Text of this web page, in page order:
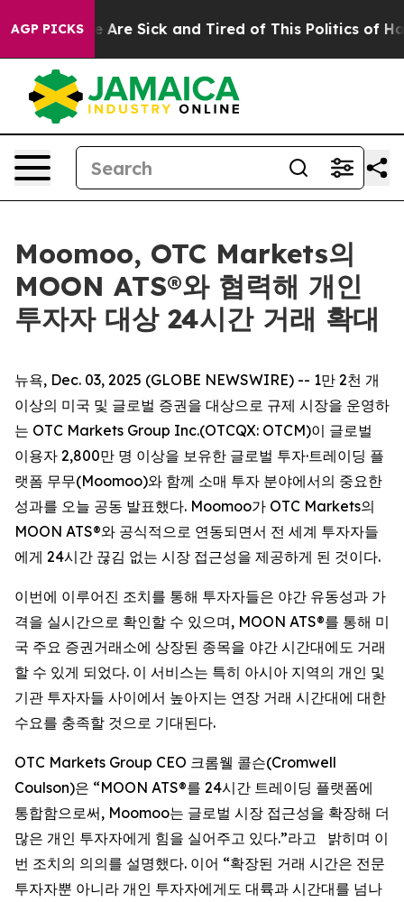
AGP PICKSAre Sick and Tired of This Politics of
Moomoo, OTC Markets의
MOON ATS®와 협력해 개인
투자자 대상 24시간 거래 확대
뉴욕, Dec. 03, 2025 (GLOBE NEWSWIRE) -- 1만 2천 개
이상의 미국 및 글로벌 증권을 대상으로 규제 시장을 운영하
는 OTC Markets Group Inc.(OTCQX: OTCM)이 글로벌
이용자 2,800만 명 이상을 보유한 글로벌 투자·트레이딩 플
랫폼 무무(Moomoo)와 함께 소매 투자 분야에서의 중요한
성과를 오늘 공동 발표했다. Moomoo가 OTC Markets의
MOON ATS®와 공식적으로 연동되면서 전 세계 투자자들
에게 24시간 끊김 없는 시장 접근성을 제공하게 된 것이다.
이번에 이루어진 조치를 통해 투자자들은 야간 유동성과 가
격을 실시간으로 확인할 수 있으며, MOON ATS®를 통해 미
국 주요 증권거래소에 상장된 종목을 야간 시간대에도 거래
할 수 있게 되었다. 이 서비스는 특히 아시아 지역의 개인 및
기관 투자자들 사이에서 높아지는 연장 거래 시간대에 대한
수요를 충족할 것으로 기대된다.
OTC Markets Group CEO 크롬웰 콜슨(Cromwell
Coulson)은 “MOON ATS®를 24시간 트레이딩 플랫폼에
통합함으로써, Moomoo는 글로벌 시장 접근성을 확장해 더
많은 개인 투자자에게 힘을 실어주고 있다.”라고 밝히며 이
번 조치의 의의를 설명했다. 이어 “확장된 거래 시간은 전문
투자자뿐 아니라 개인 투자자에게도 대륙과 시간대를 넘나